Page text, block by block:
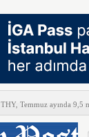
THY, Temmuz ayında
En yaşlı kadın kanat